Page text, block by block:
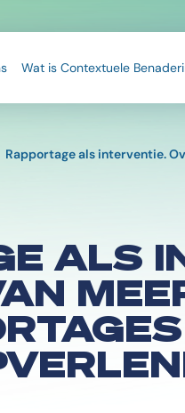
Wat is Contextuele
Rapportage als interventie.
ALS